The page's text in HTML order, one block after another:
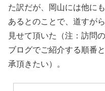
た訳だが、岡山には他に
あるとのことで、道すが
見せて頂いた（注：訪問
ブログでご紹介する順番
承頂きたい）。